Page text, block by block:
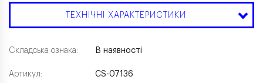
ТЕХНІЧНІ ХАРАКТЕРИСТИКИ
Складська ознака:
Артикул:
В наявності
CS-07136